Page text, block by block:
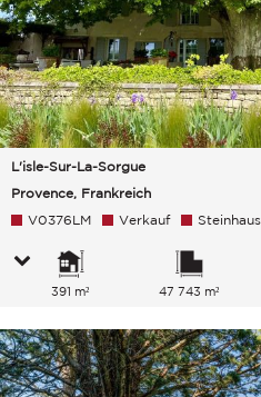
L'isle-Sur-La-Sorgue
Provence, Frankreich
V0376LM Verkauf Steinhaus
391 m² 47 743 m²